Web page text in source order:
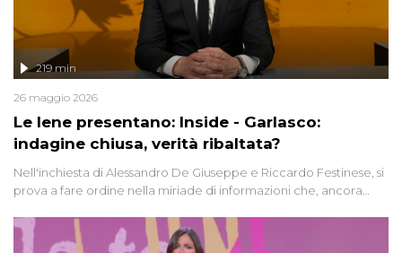
Le Iene presentano: Inside - Garlasco:
indagine chiusa, verità ribaltata?
219 min
26 maggio 2026
Nell'inchiesta di Alessandro De Giuseppe e Riccardo Festinese, si
prova a fare ordine nella miriade di informazioni che, ancora
giudiziarie più discusse degli ultimi anni. Lo speciale ricostruisce la
vicenda mettendo in fila testimonianze, errori, dettagli